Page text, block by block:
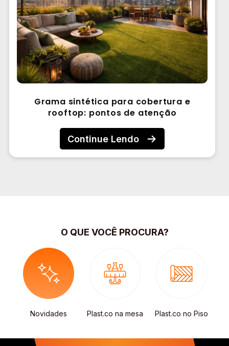
Grama sintética para cobertura e
rooftop: pontos de atenção
Continue Lendo
O QUE VOCÊ PROCURA?
Novidades Plast.co na mesa Plast.co no Piso